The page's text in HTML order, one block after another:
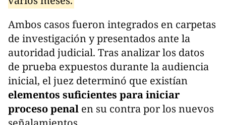
Ambos casos fueron integrados en carpetas
de investigación y presentados ante la
autoridad judicial. Tras analizar los datos
de prueba expuestos durante la audiencia
inicial, el juez determinó que existían
elementos suficientes para iniciar
proceso penal en su contra por los nuevos